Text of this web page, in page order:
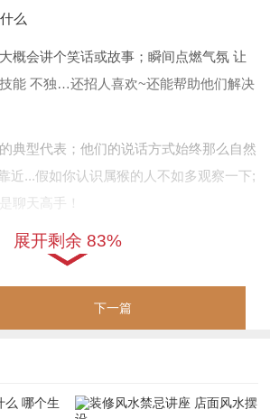
概会讲个笑话或故事；瞬间点燃气氛 让
能 不独…还招人喜欢~还能帮助他们解决
典型代表；他们的说话方式始终那么自然
近...假如你认识属猴的人不如多观察一下;
聊天高手！
让听众轻松理解跟信任！属鸡的人喜欢分
有点唠叨；但这份热情却让人感到亲切.在
找到共同焦点- 并用真诚的方法打动他
展开剩余 83%
下一篇